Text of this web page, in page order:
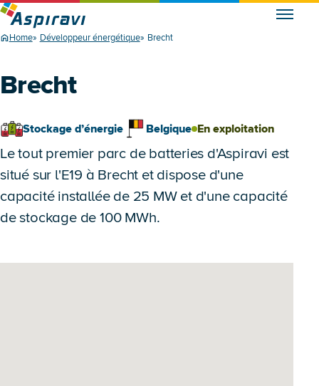
Home Développeur énergétique Brecht
Brecht
Stockage d’énergie Belgique En exploitation
Le tout premier parc de batteries d'Aspiravi est
situé sur l'E19 à Brecht et dispose d'une
capacité installée de 25 MW et d'une capacité
de stockage de 100 MWh.